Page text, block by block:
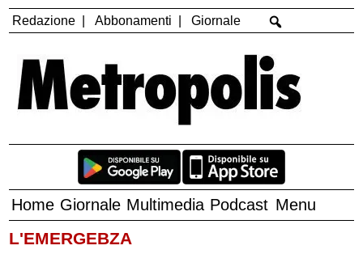
Redazione Abbonamenti Giornale
Home Giornale Multimedia Podcast Menu
L'EMERGEBZA